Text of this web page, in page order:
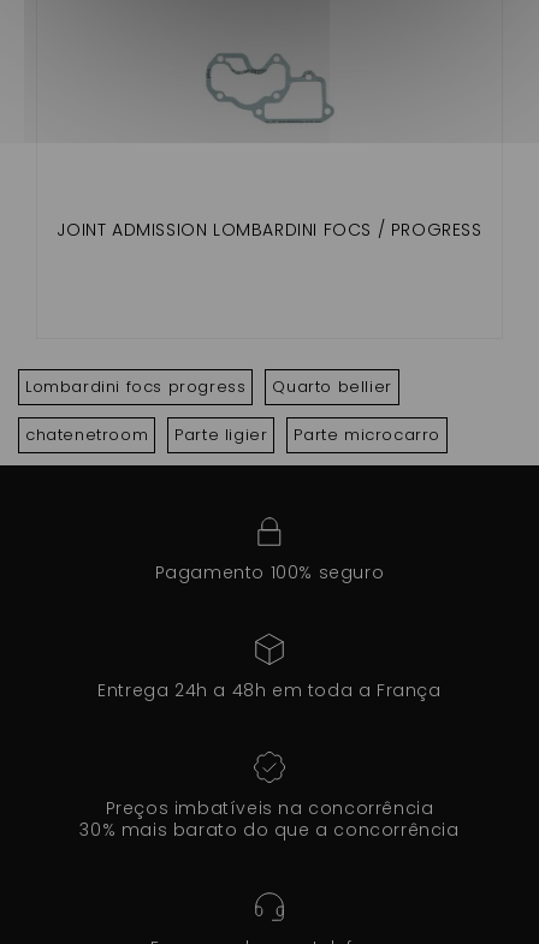
JOINT ADMISSION LOMBARDINI FOCS / PROGRESS
Lombardini focs progress Quarto bellier
chatenetroom Parte ligier Parte microcarro
Pagamento 100% seguro
Entrega 24h a 48h em toda a França
Preços imbatíveis na concorrência
30% mais barato do que a concorrência